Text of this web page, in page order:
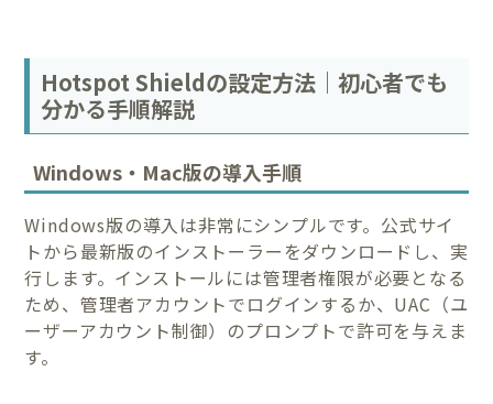
Hotspot Shieldの設定方法｜初心者でも
分かる手順解説
Windows・Mac版の導入手順
Windows版の導入は非常にシンプルです。公式サイ
トから最新版のインストーラーをダウンロードし、実
行します。インストールには管理者権限が必要となる
ため、管理者アカウントでログインするか、UAC（ユ
ーザーアカウント制御）のプロンプトで許可を与えま
す。